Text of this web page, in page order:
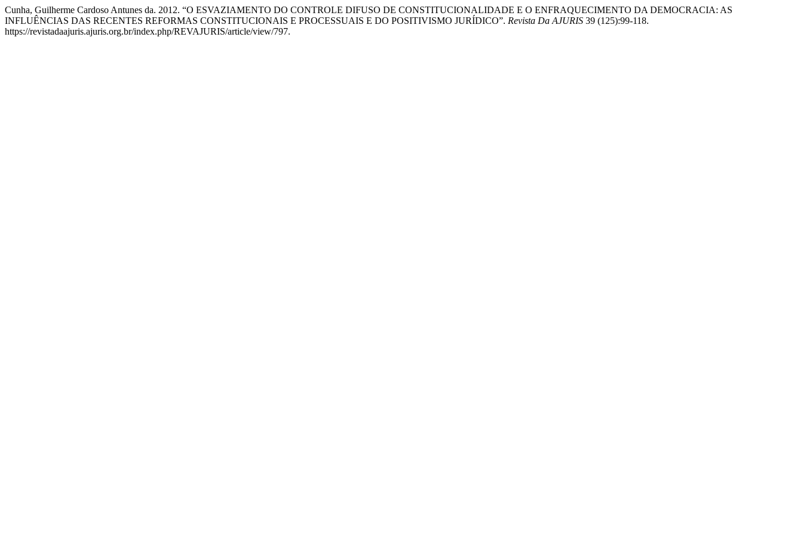
Cunha, Guilherme Cardoso Antunes da. 2012. “O ESVAZIAMENTO DO CONTROLE DIFUSO DE CONSTITUCIONALIDADE E O ENFRAQUECIMENTO DA DEMOCRACIA: AS
INFLUÊNCIAS DAS RECENTES REFORMAS CONSTITUCIONAIS E PROCESSUAIS E DO POSITIVISMO JURÍDICO”. Revista Da AJURIS 39 (125):99-118.
https://revistadaajuris.ajuris.org.br/index.php/REVAJURIS/article/view/797.